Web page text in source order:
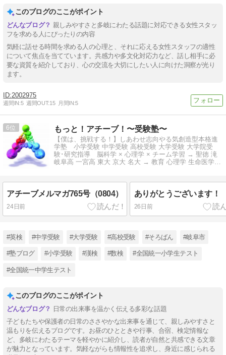
このブログのここがポイント
親しみやすさと多岐にわたる話題に対応できる女性スタッ
フを求める人にぴったりの内容
気軽に話せる時間を求める人の心理と、それに応える女性スタッフの適性
について焦点を当てています。共感力や多文化対応力など、話し相手に必
要な資質を紹介しており、心の交流を大切にしたい人に向けた洞察が光り
ます。
2002975
週間IN:5 週間OUT:15 月間IN:5
6 もっと！アチーブ！〜受験塾〜
【僕は、挑戦する！】しあわせ志向やる気創造型本格進
学塾 小学受験 中学受験 高校受験 大学受験 大学院受
験･研究指導 脳科学 × 心理学 × チーム学習 → 聖徳 滝
岐阜高 一宮高 東大 京大 名大 → 教育 心理学 生命医学
アチーブメルマガ765号（0804）
24日前
ありがとうございます！
26日前
#英検 #中学受験 #大学受験 #高校受験 #そろばん #岐阜市
#塾ブログ #小学受験 #漢検 #数検 #全国統一小学生テスト
#全国統一中学生テスト
このブログのここがポイント
日常の出来事を温かく伝える多彩な話題
子どもたちや保護者の日常のささやかな出来事を通じて、親しみやすさと
温もりを伝えるブログです。お昼のひとときや行事、合宿、検定情報な
ど、多岐にわたるテーマを軽やかに紹介し、読者が自然と共感できる文章
が魅力となっています。気軽ながらも情報性を追求し、身近に感じられる